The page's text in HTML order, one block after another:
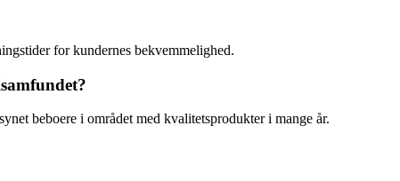
for kundernes bekvemmelighed.
beboere i området med kvalitetsprodukter i mange år.